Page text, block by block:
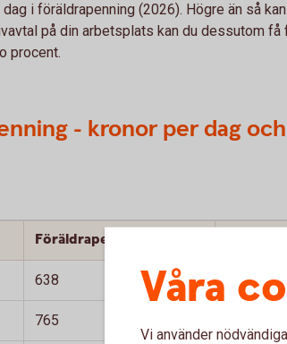
i föräldrapenning (2026). Högre än så
på din arbetsplats kan du dessutom få
procent.
- kronor per dag
Föräldrapenning, per dag
638 4 500
765
Våra
Vi använder